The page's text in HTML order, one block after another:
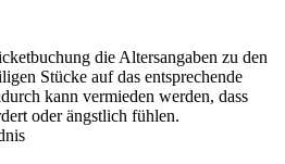
die Altersangaben zu den
Stücke auf das entsprechende
kann vermieden werden, dass
oder ängstlich fühlen.